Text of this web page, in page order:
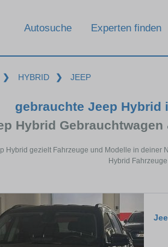
Autosuche Experten finden
❯ HYBRID ❯ JEEP
gebrauchte Jeep Hybrid
Hybrid
Hybrid gezielt Fahrzeuge und Modelle in
Hybrid